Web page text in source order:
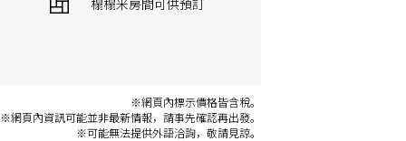
榻榻米房間可供預訂
※網頁內標示價格皆含稅。
※網頁內資訊可能並非最新情報，請事先確認再出發。
※可能無法提供外語洽詢，敬請見諒。